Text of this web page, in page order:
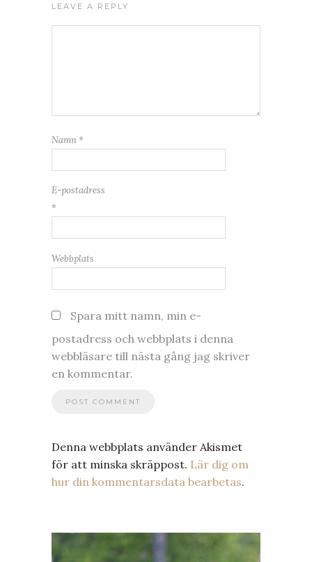
LEAVE A REPLY
Namn *
E-postadress
*
Webbplats
Spara mitt namn, min e-
postadress och webbplats i denna
webbläsare till nästa gång jag skriver
en kommentar.
Denna webbplats använder Akismet
för att minska skräppost. Lär dig om
hur din kommentarsdata bearbetas.